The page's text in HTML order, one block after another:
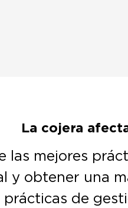
La cojera
las mejores
y obtener una
prácticas de